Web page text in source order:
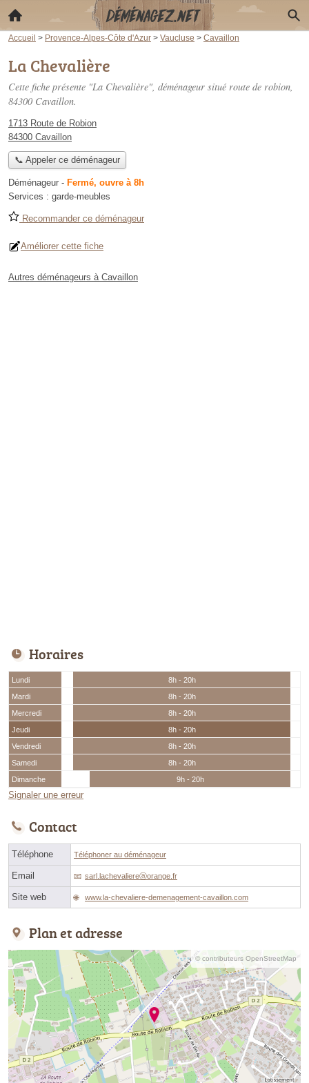
Accueil > Provence-Alpes-Côte d'Azur > Vaucluse > Cavaillon
La Chevalière
Cette fiche présente "La Chevalière", déménageur situé route de robion,
84300 Cavaillon.
1713 Route de Robion
84300 Cavaillon
📞 Appeler ce déménageur
Déménageur - Fermé, ouvre à 8h
Services : garde-meubles
Recommander ce déménageur
Améliorer cette fiche
Autres déménageurs à Cavaillon
Horaires
Lundi
8h - 20h
Mardi
8h - 20h
Mercredi
8h - 20h
Jeudi
8h - 20h
Vendredi
8h - 20h
Samedi
8h - 20h
Dimanche
9h - 20h
Signaler une erreur
Contact
Téléphone Téléphoner au déménageur
Email sarl.lachevaliereⓐorange.fr
Site web www.la-chevaliere-demenagement-cavaillon.com
Plan et adresse
© contributeurs OpenStreetMap